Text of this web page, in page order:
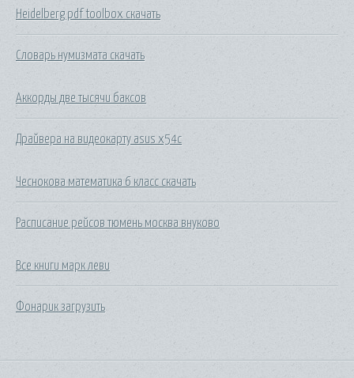
Heidelberg pdf toolbox скачать
Словарь нумизмата скачать
Аккорды две тысячи баксов
Драйвера на видеокарту asus x54c
Чеснокова математика 6 класс скачать
Расписание рейсов тюмень москва внуково
Все книги марк леви
Фонарик загрузить